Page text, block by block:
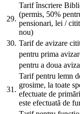
29.
Tarif înscriere
(permis, 50%
pensionari, lei /
nou)
30. Tarif de avizare
pentru prima
pentru a doua
31.
Tarif pentru lemn
grosime, la toate
efectuate de
este efectuată de